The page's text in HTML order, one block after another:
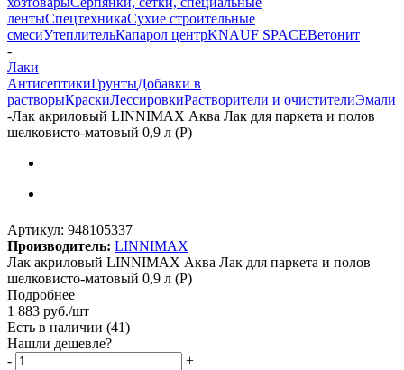
лентыСпецтехникаСухие строительные
смесиУтеплительКапарол центрKNAUF SPACEВетонит
-
Лаки
АнтисептикиГрунтыДобавки в
растворыКраскиЛессировкиРастворители и очистителиЭмали
-Лак акриловый LINNIMAX Аква Лак для паркета и полов
шелковисто-матовый 0,9 л (P)
Артикул: 948105337
Производитель: LINNIMAX
Лак акриловый LINNIMAX Аква Лак для паркета и полов
шелковисто-матовый 0,9 л (P)
Подробнее
1 883 руб./шт
Есть в наличии (41)
Нашли дешевле?
-
+